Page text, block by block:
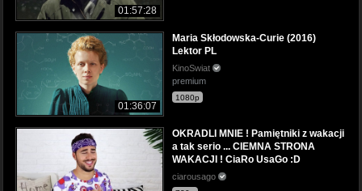
01:57:28
01:36:07
Maria Skłodowska-Curie (2016)
Lektor PL
KinoSwiat
premium
1080p
OKRADLI MNIE ! Pamiętniki z wakacji
a tak serio ... CIEMNA STRONA
WAKACJI ! CiaRo UsaGo :D
ciarousago